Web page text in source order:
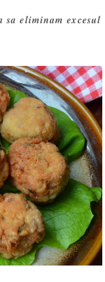
sa eliminam excesul